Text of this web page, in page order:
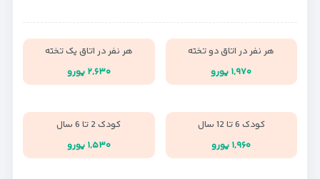
هر نفر در اتاق دو تخته
۱,۹۷۰ یورو
هر نفر در اتاق یک تخته
۲,۶۳۰ یورو
کودک 6 تا 12 سال
۱,۹۶۰ یورو
کودک 2 تا 6 سال
۱,۵۳۰ یورو